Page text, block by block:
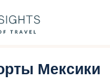
Мексики